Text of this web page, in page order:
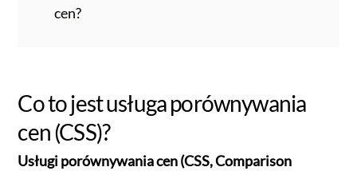
cen?
Co to jest usługa porównywania
cen (CSS)?
Usługi porównywania cen (CSS, Comparison